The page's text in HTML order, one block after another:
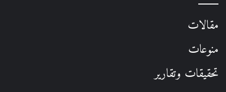
مقالات
منوعات
تحقيقات وتقارير